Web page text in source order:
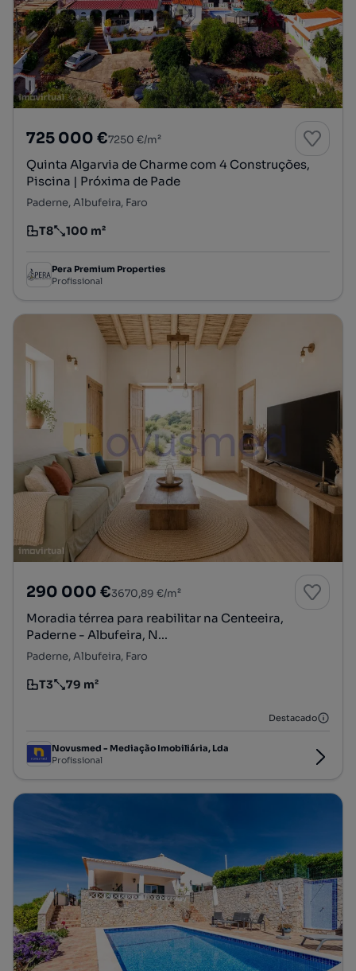
725 000 €7250 €/m²
Quinta Algarvia de Charme com 4 Construções,
Piscina | Próxima de Pade
Paderne, Albufeira, Faro
Tipologia
T8
Preço por metro quadrado
100 m²
Pera Premium Properties
Profissional
290 000 €3670,89 €/m²
Moradia térrea para reabilitar na Centeeira,
Paderne - Albufeira, N...
Paderne, Albufeira, Faro
Tipologia
T3
Preço por metro quadrado
79 m²
Destacado
Novusmed - Mediação Imobiliária, Lda
Profissional